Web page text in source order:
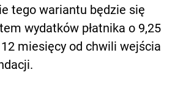
tego wariantu będzie się
wydatków płatnika o 9,25
miesięcy od chwili wejścia